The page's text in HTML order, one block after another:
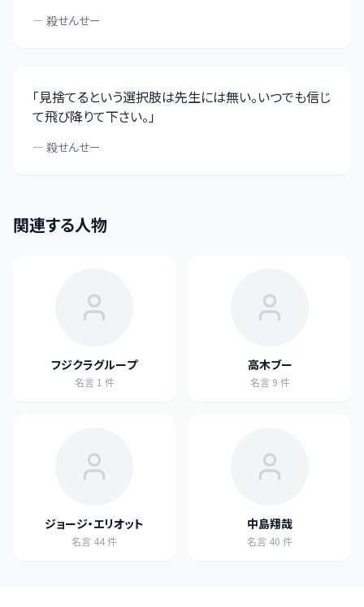
— 殺せんせー
「見捨てるという選択肢は先生には無い。いつでも信じ
て飛び降りて下さい。」
— 殺せんせー
関連する人物
フジクラグループ
名言 1 件
高木ブー
名言 9 件
ジョージ・エリオット
名言 44件
中島翔哉
名言 40 件